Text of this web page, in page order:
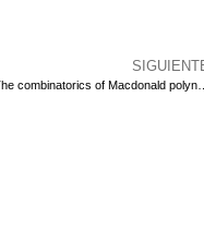
The combinatorics of